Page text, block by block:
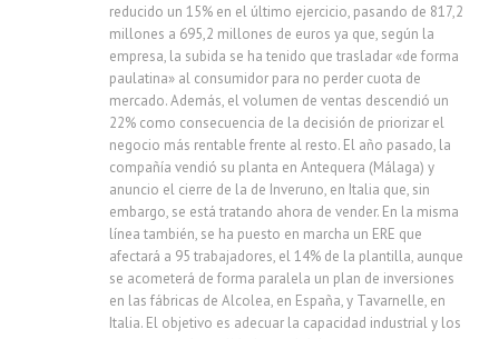
reducido un 15% en el último ejercicio, pasando de 817,2
millones a 695,2 millones de euros ya que, según la
empresa, la subida se ha tenido que trasladar «de forma
paulatina» al consumidor para no perder cuota de
mercado. Además, el volumen de ventas descendió un
22% como consecuencia de la decisión de priorizar el
negocio más rentable frente al resto. El año pasado, la
compañía vendió su planta en Antequera (Málaga) y
anuncio el cierre de la de Inveruno, en Italia que, sin
embargo, se está tratando ahora de vender. En la misma
línea también, se ha puesto en marcha un ERE que
afectará a 95 trabajadores, el 14% de la plantilla, aunque
se acometerá de forma paralela un plan de inversiones
en las fábricas de Alcolea, en España, y Tavarnelle, en
Italia. El objetivo es adecuar la capacidad industrial y los